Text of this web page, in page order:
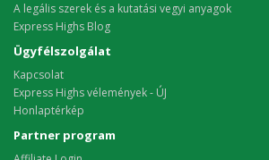
A legális szerek és a kutatási vegyi anyagok
Express Highs Blog
Ügyfélszolgálat
Kapcsolat
Express Highs vélemények - ÚJ
Honlaptérkép
Partner program